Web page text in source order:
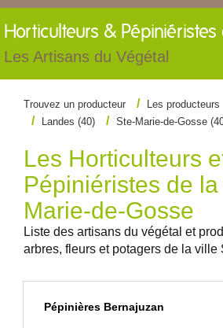
Horticulteurs & Pépiniéristes
Les Artisans du Végétal
Trouvez un producteur Les producteurs
Landes (40)
Ste-Marie-de-Gosse
Les Horticulteurs
Pépiniéristes de
Marie-de-Gosse
Liste des artisans du végétal et
arbres, fleurs et potagers de la ville
Pépinières Bernajuzan